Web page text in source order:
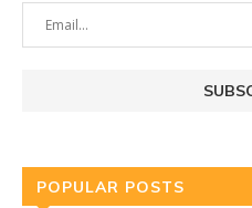
POPULAR POSTS